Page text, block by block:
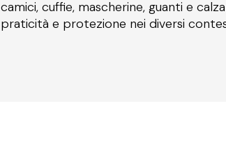
camici, cuffie, mascherine, guanti e
praticità e protezione nei diversi